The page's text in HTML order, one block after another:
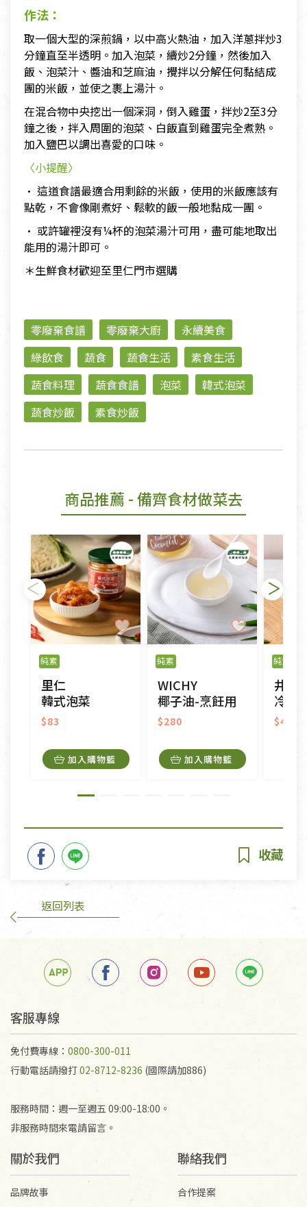
作法：
取一個大型的深煎鍋，以中高火熱油，加入洋蔥拌炒3
分鐘直至半透明。加入泡菜，續炒2分鐘，然後加入
飯、泡菜汁、醬油和芝麻油，攪拌以分解任何黏結成
團的米飯，並使之裹上湯汁。
在混合物中央挖出一個深洞，倒入雞蛋，拌炒2至3分
鐘之後，拌入周圍的泡菜、白飯直到雞蛋完全煮熟。
加入鹽巴以調出喜愛的口味。
〈小提醒〉
• 這道食譜最適合用剩餘的米飯，使用的米飯應該有
點乾，不會像剛煮好、鬆軟的飯一般地黏成一團。
• 或許罐裡沒有¼杯的泡菜湯汁可用，盡可能地取出
能用的湯汁即可。
＊生鮮食材歡迎至里仁門市選購
零廢棄食譜 零廢棄大廚
永續美食
綠飲食
蔬食 蔬食生活
素食生活
蔬食料理
蔬食食譜 泡菜
韓式泡菜
蔬食炒飯
素食炒飯
商品推薦 - 備齊食材做菜去
純素
里仁
韓式泡菜
$83
加入購物籃
純素
WICHY
椰子油-烹飪用
$280
加入購物籃
純素
井富
冷壓
$499
返回列表
客服專線
免付費專線： 0800-300-011
行動電話請撥打02-8712-8236 (國際請加886)
服務時間：週一至週五 09:00-18:00。
非服務時間來電請留言。
關於我們
品牌故事
聯絡我們
合作提案